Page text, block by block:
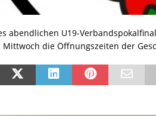
abendlichen U19-
Mittwoch die Öffnungszeiten der